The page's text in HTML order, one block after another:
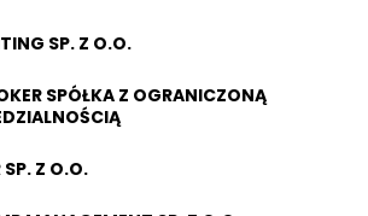
SP. Z O.O.
SPÓŁKA Z OGRANICZONĄ
Z O.O.